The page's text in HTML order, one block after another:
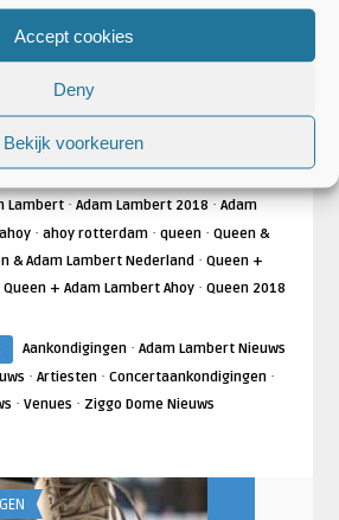
Accept cookies
Deny
Bekijk voorkeuren
Lambert·Adam Lambert 2018·Adam
ahoy· ahoy rotterdam· queen· Queen &
& Adam Lambert Nederland· Queen +
Queen + Adam Lambert Ahoy· Queen 2018
Aankondigingen· Adam Lambert Nieuws
· Artiesten· Concertaankondigingen·
· Venues · Ziggo Dome Nieuws